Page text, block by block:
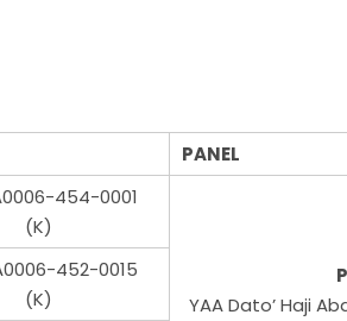
PANEL
454-0001
(K)
YAA Dato’ Haji
452-0015
(K)